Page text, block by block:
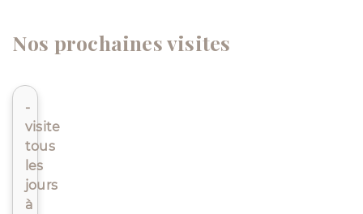
Nos prochaines visites
-
visite
tous
les
jours
à